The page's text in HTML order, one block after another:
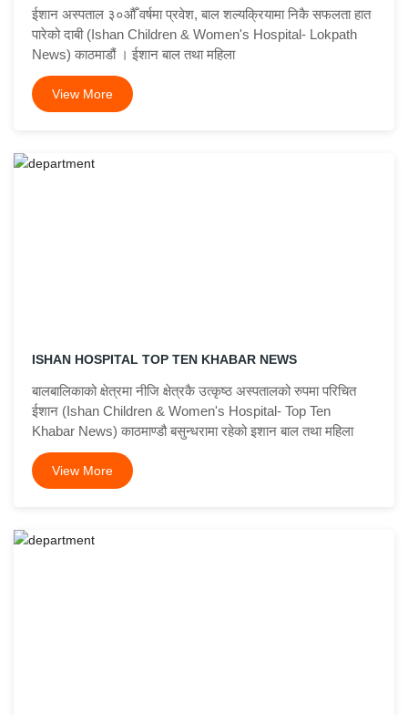
ईशान अस्पताल ३०औँ वर्षमा प्रवेश, बाल शल्यक्रियामा निकै सफलता हात
पारेको दाबी (Ishan Children & Women's Hospital- Lokpath
News) काठमाडौं । ईशान बाल तथा महिला
View More
ISHAN HOSPITAL TOP TEN KHABAR NEWS
बालबालिकाको क्षेत्रमा नीजि क्षेत्रकै उत्कृष्ठ अस्पतालको रुपमा परिचित
ईशान (Ishan Children & Women's Hospital- Top Ten
Khabar News) काठमाण्डौ बसुन्धरामा रहेको इशान बाल तथा महिला
View More